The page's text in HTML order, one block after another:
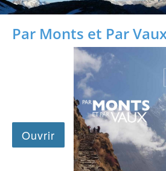
Par Monts et Par